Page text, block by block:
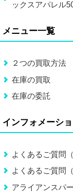
ックスアパレル
メニュー一覧
２つの買取方法
在庫の買取
在庫の委託
インフォメーシ
よくあるご質問
よくあるご質問
アライアンスパ